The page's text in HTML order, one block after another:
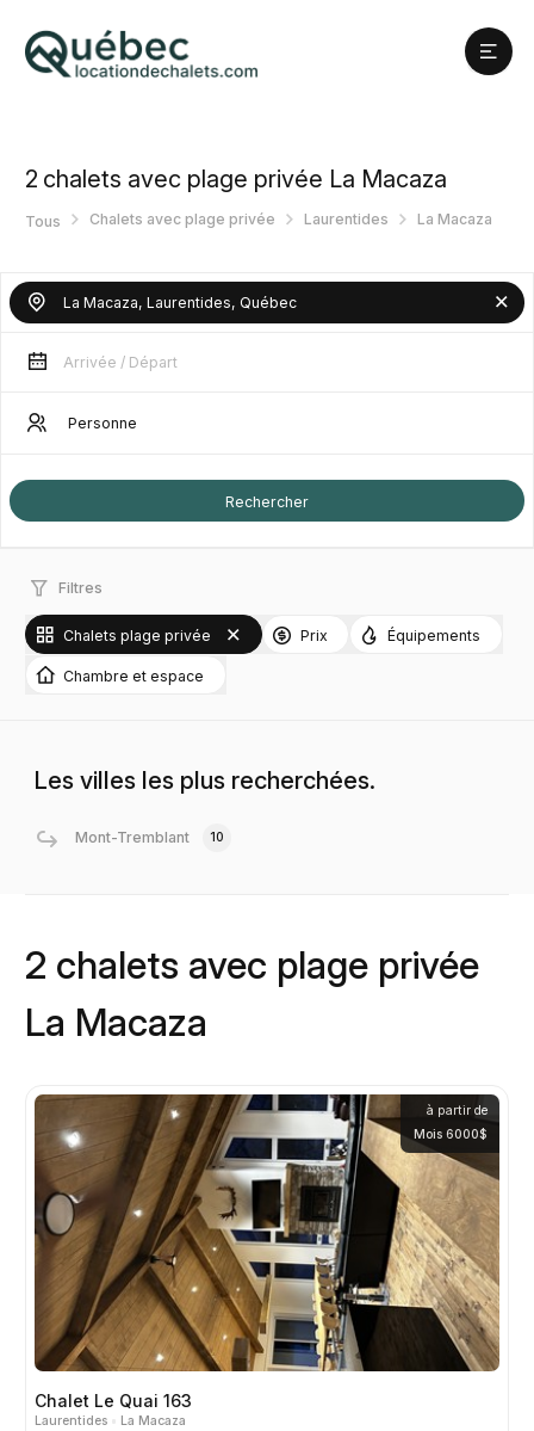
2 chalets avec plage privée La Macaza
Tous Chalets avec plage privée Laurentides La Macaza
Filtres
Chalets plage privée Prix Équipements
Chambre et espace
Les villes les plus recherchées.
Mont-Tremblant 10
2 chalets avec plage privée
La Macaza
à partir de
Mois 6000$
Chalet Le Quai 163
Laurentides
La Macaza